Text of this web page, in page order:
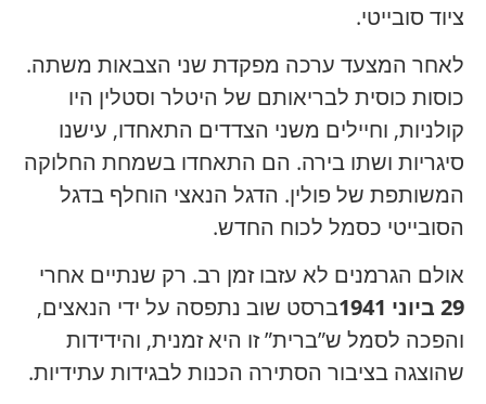
ציוד סובייטי.
לאחר המצעד ערכה מפקדת שני הצבאות משתה.
כוסות כוסית לבריאותם של היטלר וסטלין היו
קולניות, וחיילים משני הצדדים התאחדו, עישנו
סיגריות ושתו בירה. הם התאחדו בשמחת החלוקה
המשותפת של פולין. הדגל הנאצי הוחלף בדגל
הסובייטי כסמל לכוח החדש.
אולם הגרמנים לא עזבו זמן רב. רק שנתיים אחרי
29 ביוני 1941
ברסט שוב ​​נתפסה על ידי הנאצים,
והפכה לסמל ש”ברית” זו היא זמנית, והידידות
שהוצגה בציבור הסתירה הכנות לבגידות עתידיות.